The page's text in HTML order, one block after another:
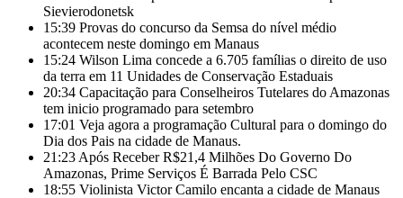
Sievierodonetsk
15:39 Provas do concurso da Semsa do nível médio
acontecem neste domingo em Manaus
15:24 Wilson Lima concede a 6.705 famílias o direito de uso
da terra em 11 Unidades de Conservação Estaduais
20:34 Capacitação para Conselheiros Tutelares do Amazonas
tem inicio programado para setembro
17:01 Veja agora a programação Cultural para o domingo do
Dia dos Pais na cidade de Manaus.
21:23 Após Receber R$21,4 Milhões Do Governo Do
Amazonas, Prime Serviços É Barrada Pelo CSC
18:55 Violinista Victor Camilo encanta a cidade de Manaus